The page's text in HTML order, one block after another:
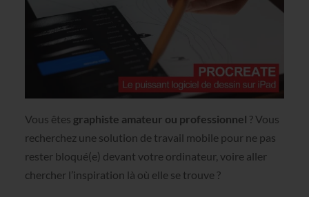
Vous êtes graphiste amateur ou professionnel ? Vous
recherchez une solution de travail mobile pour ne pas
rester bloqué(e) devant votre ordinateur, voire aller
chercher l’inspiration là où elle se trouve ?